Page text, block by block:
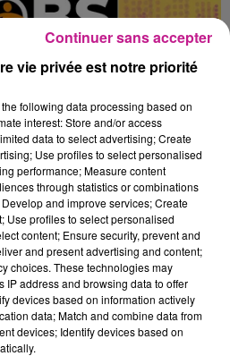
vie privée est notre priorité
following data processing based on
interest: Store and/or access
data to select advertising; Create
Use profiles to select personalised
performance; Measure content
through statistics or combinations
and improve services; Create
Use profiles to select personalised
content; Ensure security, prevent and
and present advertising and content;
choices. These technologies may
IP address and browsing data to offer
devices based on information actively
data; Match and combine data from
devices; Identify devices based on
Continuer sans accepter